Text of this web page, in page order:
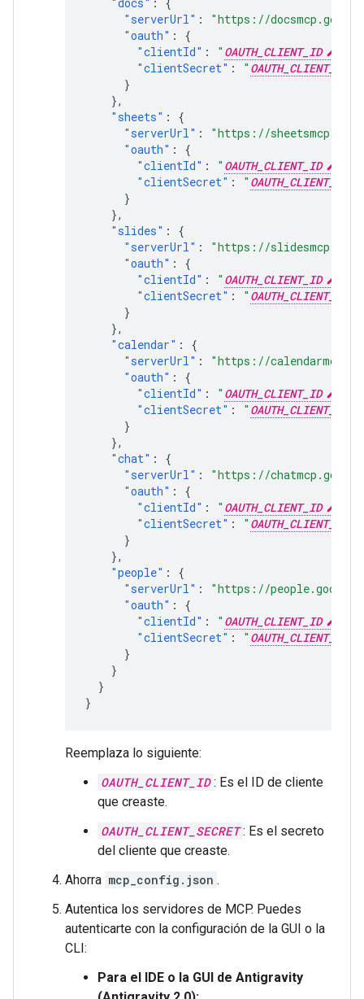
"serverUrl" :
"https://
"oauth" :
{
"clientId" : " OAUTH_CLIENT_ID
"clientSecret" : "
}
},
"sheets" :
{
"serverUrl" :
"https://
"oauth" :
{
"clientId" : " OAUTH_CLIENT_ID
"clientSecret" : "
}
},
"slides" :
{
"serverUrl" :
"https://
"oauth" :
{
"clientId" : " OAUTH_CLIENT_ID
"clientSecret" : "
}
},
"calendar" :
{
"serverUrl" :
"https://
"oauth" :
{
"clientId" : " OAUTH_CLIENT_ID
"clientSecret" : "
}
},
"chat" :
{
"serverUrl" :
"https://
"oauth" :
{
"clientId" : " OAUTH_CLIENT_ID
"clientSecret" : "
}
},
"people" :
{
"serverUrl" :
"https://
"oauth" :
{
"clientId" : " OAUTH_CLIENT_ID
"clientSecret" : "
}
}
}
}
Reemplaza lo siguiente:
OAUTH_CLIENT_ID : Es el ID de cliente
que creaste.
OAUTH_CLIENT_SECRET : Es el secreto
del cliente que creaste.
Ahorra mcp_config.json .
Autentica los servidores de MCP. Puedes
autenticarte con la configuración de la GUI o la
CLI:
Para el IDE o la GUI de Antigravity